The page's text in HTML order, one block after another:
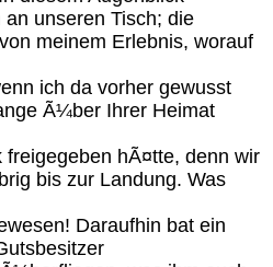
unseren Tisch; die
meinem Erlebnis, worauf
ich da vorher gewusst
Ã¼ber Ihrer Heimat
hÃ¤tte, denn wir
bis zur Landung. Was
Daraufhin bat ein